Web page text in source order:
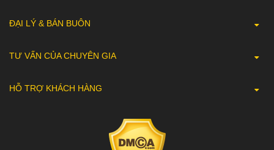
ĐẠI LÝ & BÁN BUÔN
TƯ VẤN CỦA CHUYÊN GIA
HỖ TRỢ KHÁCH HÀNG